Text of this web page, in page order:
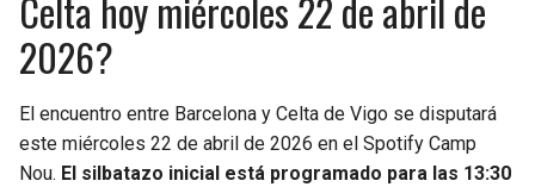
Celta hoy miércoles 22 de abril de
2026?
El encuentro entre Barcelona y Celta de Vigo se disputará
este miércoles 22 de abril de 2026 en el Spotify Camp
Nou. El silbatazo inicial está programado para las 13:30